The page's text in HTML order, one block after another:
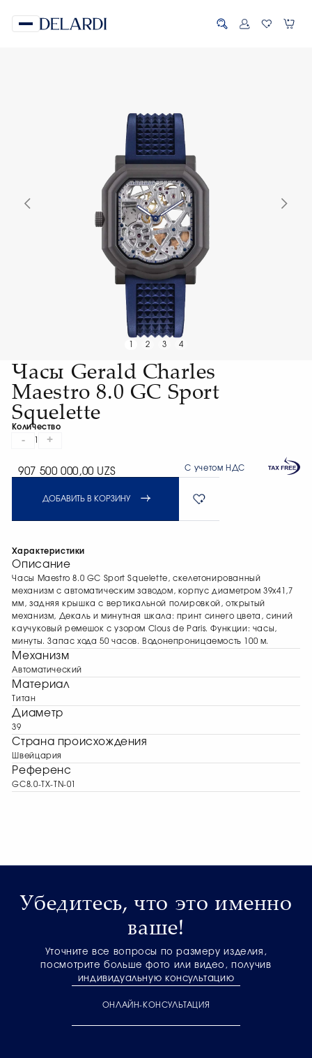
2 3 4
Часы Gerald Charles
Maestro 8.0 GC Sport
Squelette
Количество
- +
907 500 000,00 UZS С учетом НДС
ДОБАВИТЬ В КОРЗИНУ
Характеристики
Описание
Часы Maestro 8.0 GC Sport Squelette, скелетонированный
механизм с автоматическим заводом, корпус диаметром 39х41,7
мм, задняя крышка с вертикальной полировкой, открытый
механизм, Декаль и минутная шкала: принт синего цвета, синий
каучуковый ремешок с узором Clous de Paris. Функции: часы,
минуты. Запас хода 50 часов. Водонепроницаемость 100 м.
Механизм
Автоматический
Материал
Титан
Диаметр
39
Страна происхождения
Швейцария
Референс
GC8.0-TX-TN-01
Убедитесь, что это именно
ваше!
Уточните все вопросы по размеру изделия,
посмотрите больше фото или видео, получив
индивидуальную консультацию
ОНЛАЙН-КОНСУЛЬТАЦИЯ